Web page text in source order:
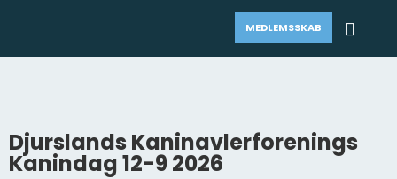
MEDLEMSSKAB
Djurslands Kaninavlerforenings
Kanindag 12-9 2026